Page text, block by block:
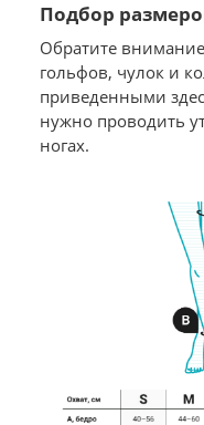
Подбор
Обратите
гольфов, чулок и
приведенными
нужно проводить
ногах.